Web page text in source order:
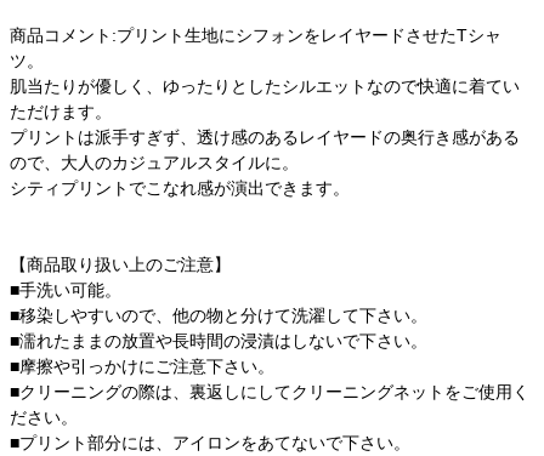
商品コメント:プリント生地にシフォンをレイヤードさせたTシャ
ツ。
肌当たりが優しく、ゆったりとしたシルエットなので快適に着てい
ただけます。
プリントは派手すぎず、透け感のあるレイヤードの奥行き感がある
ので、大人のカジュアルスタイルに。
シティプリントでこなれ感が演出できます。
【商品取り扱い上のご注意】
■手洗い可能。
■移染しやすいので、他の物と分けて洗濯して下さい。
■濡れたままの放置や長時間の浸漬はしないで下さい。
■摩擦や引っかけにご注意下さい。
■クリーニングの際は、裏返しにしてクリーニングネットをご使用く
ださい。
■プリント部分には、アイロンをあてないで下さい。